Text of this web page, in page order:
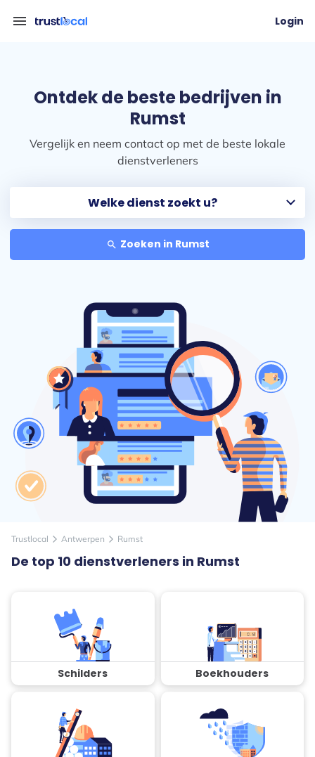
menu Login
Ontdek de beste bedrijven in
Rumst
Vergelijk en neem contact op met de beste lokale
dienstverleners
search Zoeken in Rumst
Trustlocal arrow_forward_ios Antwerpen arrow_forward_ios Rumst
De top 10 dienstverleners in Rumst
Schilders Boekhouders